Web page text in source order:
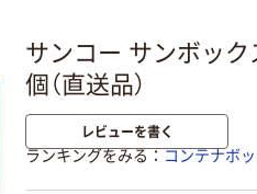
サンコー サンボック
個（直送品）
レビューを書く
ランキングをみる コンテナボ